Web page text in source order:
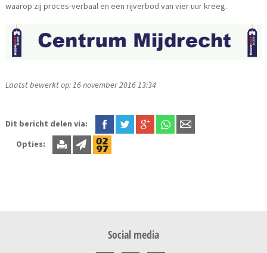
waarop zij proces-verbaal en een rijverbod van vier uur kreeg.
Laatst bewerkt op: 16 november 2016 13:34
Dit bericht delen via:
Opties:
Social media